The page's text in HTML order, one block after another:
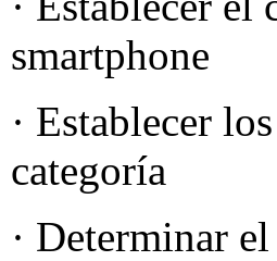
smartphone
· Establecer
categoría
· Determinar